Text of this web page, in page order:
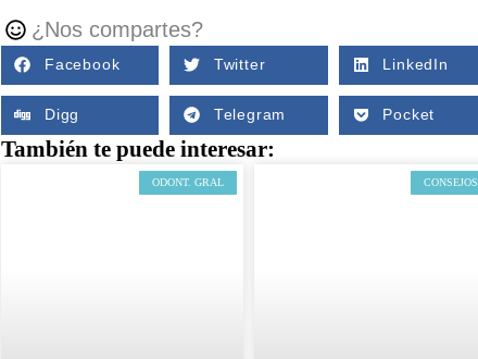
¿Nos compartes?
Facebook Twitter LinkedIn
Digg Telegram Pocket
También te puede interesar:
ODONT. GRAL CONSEJOS